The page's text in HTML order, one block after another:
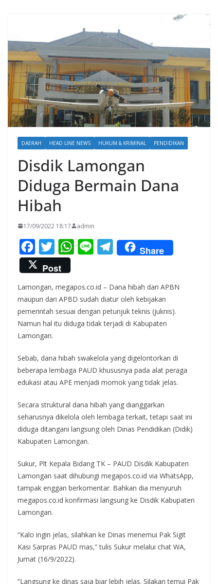
DAERAH HEAD LINE NEWS HUKUM & KRIMINAL PENDIDIKAN
Disdik Lamongan
Diduga Bermain Dana
Hibah
17/09/2022 18:17 admin
F
ac
e
b
o
o
k
T
w
itt
er
W
s
A
p
Li T
el
gr
a
m
Share
Post
Lamongan, megapos.co.id – Dana hibah dari APBN
maupun dari APBD sudah diatur oleh kebijakan
pemerintah sesuai dengan petunjuk teknis (juknis).
Namun hal itu diduga tidak terjadi di Kabupaten
Lamongan.
Sebab, dana hibah swakelola yang digelontorkan di
beberapa lembaga PAUD khususnya pada alat peraga
edukasi atau APE menjadi momok yang tidak jelas.
Secara struktural dana hibah yang dianggarkan
seharusnya dikelola oleh lembaga terkait, tetapi saat ini
diduga ditangani langsung oleh Dinas Pendidikan (Didik)
Kabupaten Lamongan.
Sukur, Plt Kepala Bidang TK – PAUD Disdik Kabupaten
Lamongan saat dihubungi megapos.co.id via WhatsApp,
tampak enggan berkomentar. Bahkan dia menyuruh
megapos.co.id konfirmasi langsung ke Disdik Kabupaten
Lamongan.
“Kalo ingin jelas, silahkan ke Dinas menemui Pak Sigit
Kasi Sarpras PAUD mas,” tulis Sukur melalui chat WA,
Jumat (16/9/2022).
“Langsung ke dinas saja biar lebih jelas. Silakan temui Pak